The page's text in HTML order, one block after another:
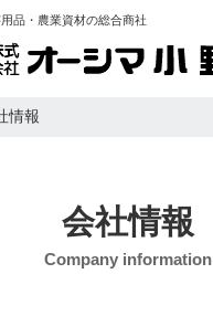
品・農業資材の総合商社
情報
会社情報
Company information